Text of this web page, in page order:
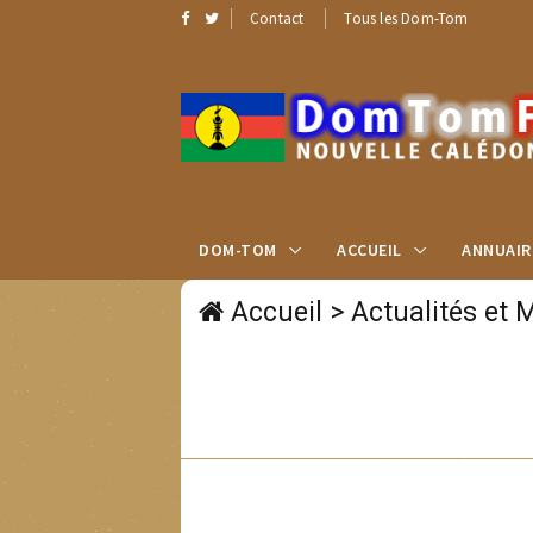
Contact Tous les Dom-Tom
DOM-TOM ACCUEIL
Accueil > Actualités et